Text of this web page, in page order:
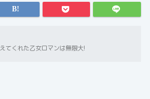
てくれた乙女ロマンは無限大!